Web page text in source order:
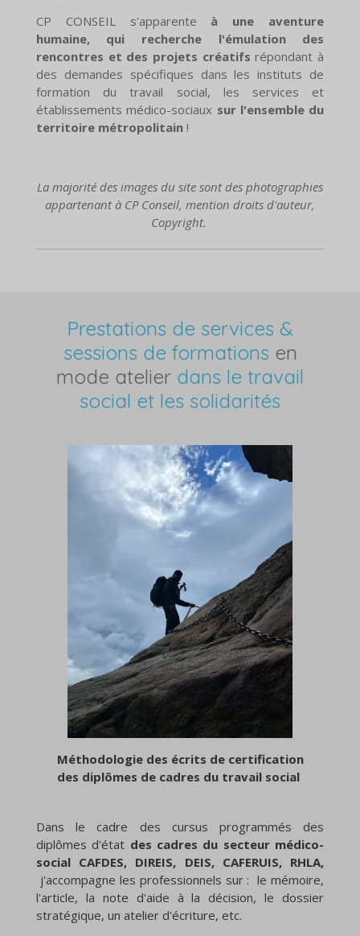
CP CONSEIL s'apparente à une aventure
humaine, qui recherche l'émulation des
rencontres et des projets créatifsrépondant à
des demandes spécifiques dans les instituts de
formation du travail social, les services et
établissements médico-sociaux sur l'ensemble du
territoire métropolitain!
La majorité des images du site sont des photographies
appartenant à CP Conseil, mention droits d'auteur,
Copyright.
Prestations de services &
sessions de formations en
mode atelier dans le travail
social et les solidarités
Méthodologie des écrits de certification
des diplômes de cadres du travail social
Dans le cadre des cursus programmés des
diplômes d'état des cadres du secteur médico-
social CAFDES, DIREIS, DEIS, CAFERUIS, RHLA,
j'accompagne les professionnels sur : le mémoire,
l'article, la note d'aide à la décision, le dossier
stratégique, un atelier d'écriture, etc.